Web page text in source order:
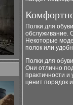
Полки для
обслуживание.
Некоторые
полок или
Полки для
Они отлично
практичности
ценит порядок